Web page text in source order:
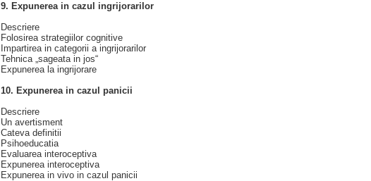
9. Expunerea in cazul ingrijorarilor
Descriere
Folosirea strategiilor cognitive
Impartirea in categorii a ingrijorarilor
Tehnica „sageata in jos“
Expunerea la ingrijorare
10. Expunerea in cazul panicii
Descriere
Un avertisment
Cateva definitii
Psihoeducatia
Evaluarea interoceptiva
Expunerea interoceptiva
Expunerea in vivo in cazul panicii